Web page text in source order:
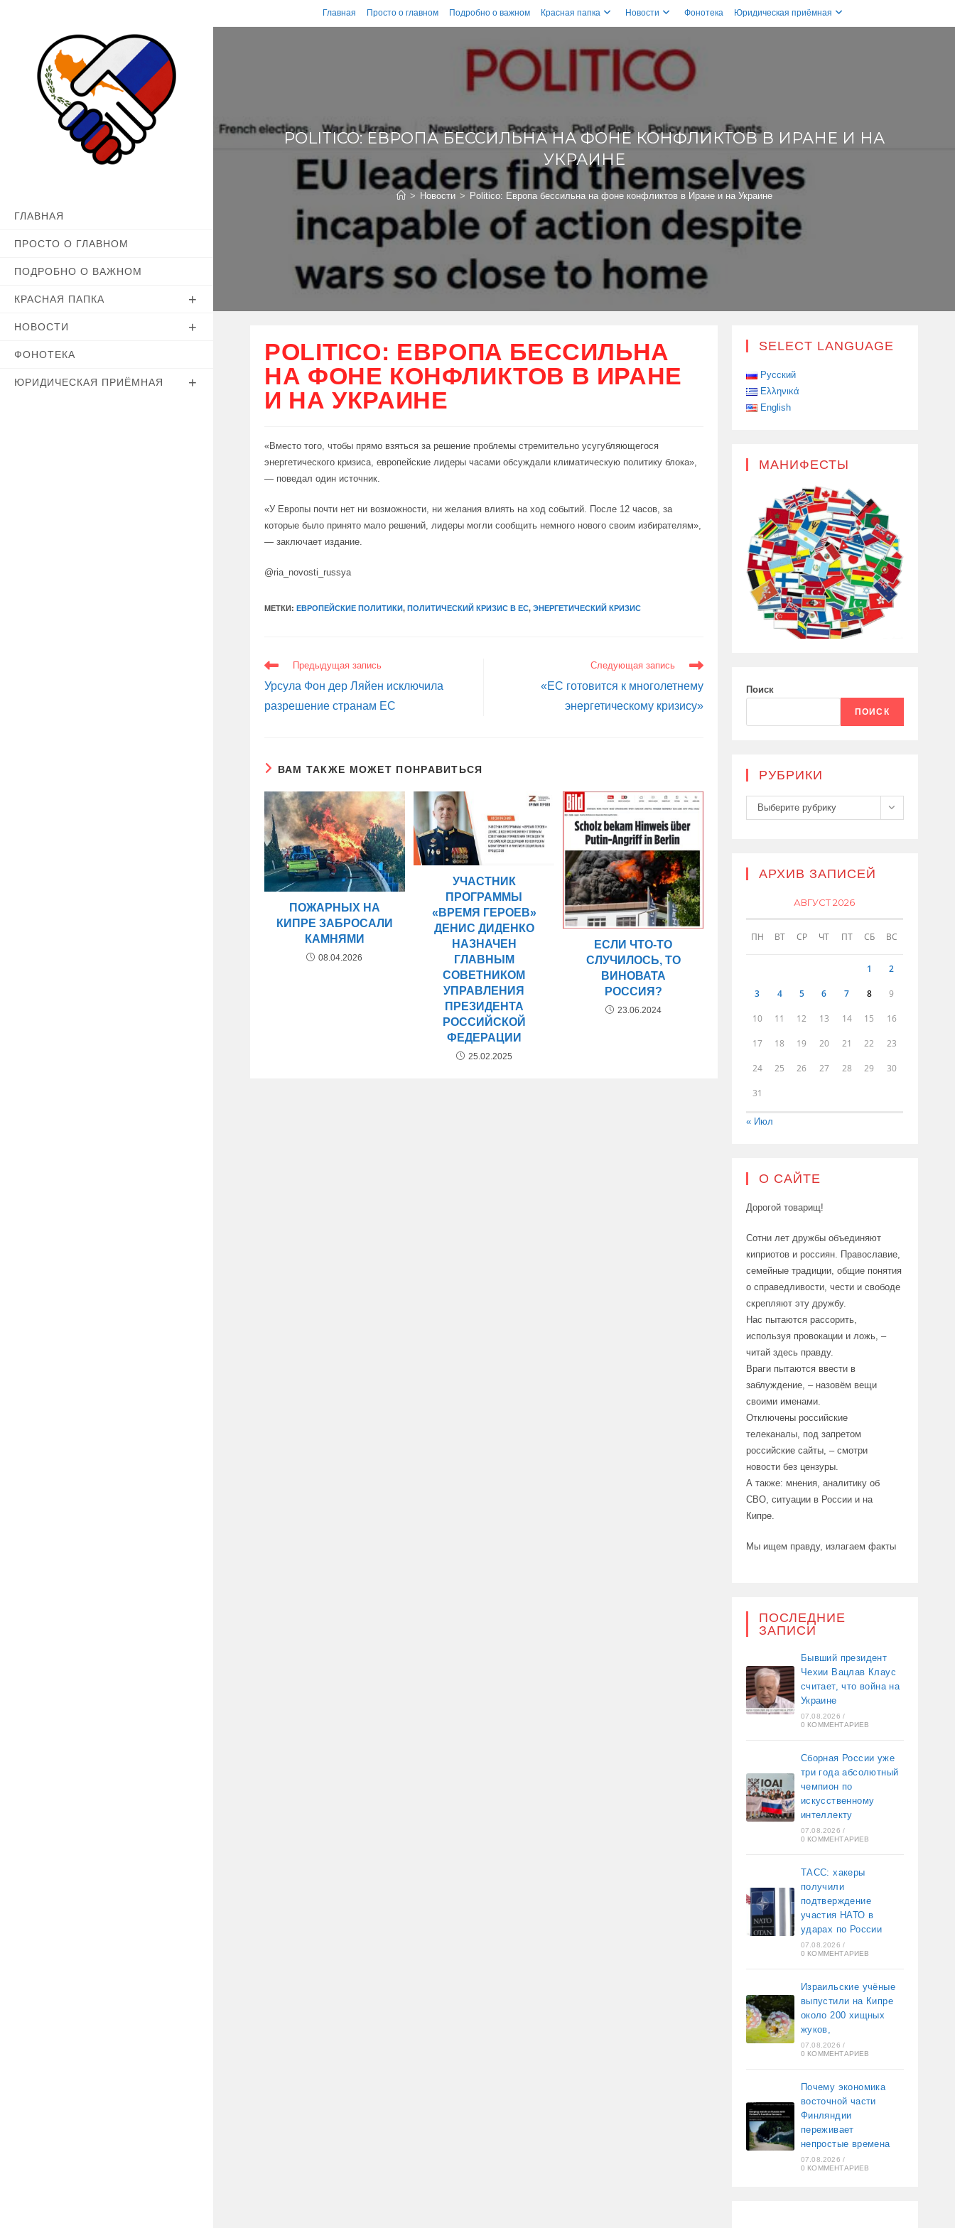
к
Главная Просто о главном Подробно о важном Красная папка Новости Фонотека Юридическая приёмная
ГЛАВНАЯ
ПРОСТО О ГЛАВНОМ
ПОДРОБНО О ВАЖНОМ
КРАСНАЯ ПАПКА
НОВОСТИ
ФОНОТЕКА
ЮРИДИЧЕСКАЯ ПРИЁМНАЯ
POLITICO: ЕВРОПА БЕССИЛЬНА НА ФОНЕ КОНФЛИКТОВ В ИРАНЕ И НА
УКРАИНЕ
> Новости > Politico: Европа бессильна на фоне конфликтов в Иране и на Украине
POLITICO: ЕВРОПА БЕССИЛЬНА
НА ФОНЕ КОНФЛИКТОВ В ИРАНЕ
И НА УКРАИНЕ
«Вместо того, чтобы прямо взяться за решение проблемы стремительно усугубляющегося
энергетического кризиса, европейские лидеры часами обсуждали климатическую политику блока»,
— поведал один источник.
«У Европы почти нет ни возможности, ни желания влиять на ход событий. После 12 часов, за
которые было принято мало решений, лидеры могли сообщить немного нового своим избирателям»,
— заключает издание.
@ria_novosti_russya
МЕТКИ:ЕВРОПЕЙСКИЕ ПОЛИТИКИ, ПОЛИТИЧЕСКИЙ КРИЗИС В ЕС, ЭНЕРГЕТИЧЕСКИЙ КРИЗИС
ЕЩЕ
СТАТЬИ
Предыдущая запись
Урсула Фон дер Ляйен исключила
разрешение странам ЕС
Следующая запись
«ЕС готовится к многолетнему
энергетическому кризису»
ВАМ ТАКЖЕ МОЖЕТ ПОНРАВИТЬСЯ
ПОЖАРНЫХ НА
КИПРЕ ЗАБРОСАЛИ
КАМНЯМИ
08.04.2026
УЧАСТНИК
ПРОГРАММЫ
«ВРЕМЯ ГЕРОЕВ»
ДЕНИС ДИДЕНКО
НАЗНАЧЕН
ГЛАВНЫМ
СОВЕТНИКОМ
УПРАВЛЕНИЯ
ПРЕЗИДЕНТА
РОССИЙСКОЙ
ФЕДЕРАЦИИ
25.02.2025
ЕСЛИ ЧТО-ТО
СЛУЧИЛОСЬ, ТО
ВИНОВАТА
РОССИЯ?
23.06.2024
SELECT LANGUAGE
Русский
Ελληνικά
English
МАНИФЕСТЫ
Поиск
ПОИСК
РУБРИКИ
Рубрики
Выберите рубрику
АРХИВ ЗАПИСЕЙ
АВГУСТ 2026
ПН ВТ СР ЧТ ПТ СБ ВС
1 2
3 4 5 6 7 8 9
10 11 12 13 14 15 16
17 18 19 20 21 22 23
24 25 26 27 28 29 30
31
« Июл
О САЙТЕ
Дорогой товарищ!
Сотни лет дружбы объединяют
киприотов и россиян. Православие,
семейные традиции, общие понятия
о справедливости, чести и свободе
скрепляют эту дружбу.
Нас пытаются рассорить,
используя провокации и ложь, –
читай здесь правду.
Враги пытаются ввести в
заблуждение, – назовём вещи
своими именами.
Отключены российские
телеканалы, под запретом
российские сайты, – смотри
новости без цензуры.
А также: мнения, аналитику об
СВО, ситуации в России и на
Кипре.
Мы ищем правду, излагаем факты
ПОСЛЕДНИЕ
ЗАПИСИ
Бывший президент
Чехии Вацлав Клаус
считает, что война на
Украине
07.08.2026 /
0 КОММЕНТАРИЕВ
Сборная России уже
три года абсолютный
чемпион по
искусственному
интеллекту
07.08.2026 /
0 КОММЕНТАРИЕВ
ТАСС: хакеры
получили
подтверждение
участия НАТО в
ударах по России
07.08.2026 /
0 КОММЕНТАРИЕВ
Израильские учёные
выпустили на Кипре
около 200 хищных
жуков,
07.08.2026 /
0 КОММЕНТАРИЕВ
Почему экономика
восточной части
Финляндии
переживает
непростые времена
07.08.2026 /
0 КОММЕНТАРИЕВ